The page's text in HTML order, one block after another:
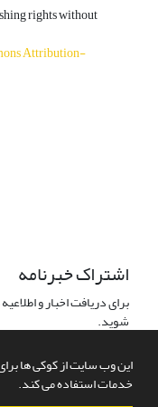
این وب سایت از کوکی ها برای
خدمات استفاده می کند.
rights without
Attribution-
اشتراک خبرنامه
برای دریافت اخبار و
شوید.